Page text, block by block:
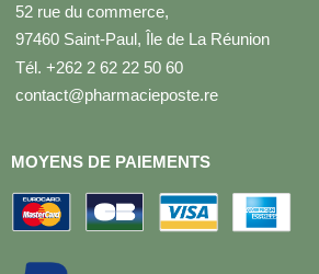
52 rue du commerce,
97460 Saint-Paul, Île de La Réunion
Tél. +262 2 62 22 50 60
contact@pharmacieposte.re
MOYENS DE PAIEMENTS